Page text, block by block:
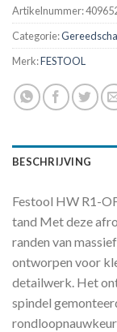
Artikelnummer:
Categorie:
Merk:FESTOOL
BESCHRIJVING
Festool HW R1-
tand Met deze
randen van
ontworpen voor
detailwerk. Het
spindel